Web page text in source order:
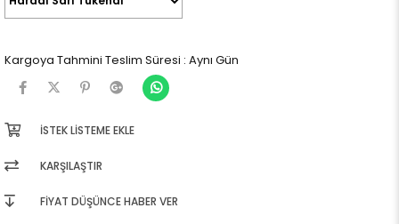
Kargoya Tahmini Teslim Süresi : Aynı Gün
İSTEK LISTEME EKLE
KARŞILAŞTIR
FIYAT DÜŞÜNCE HABER VER